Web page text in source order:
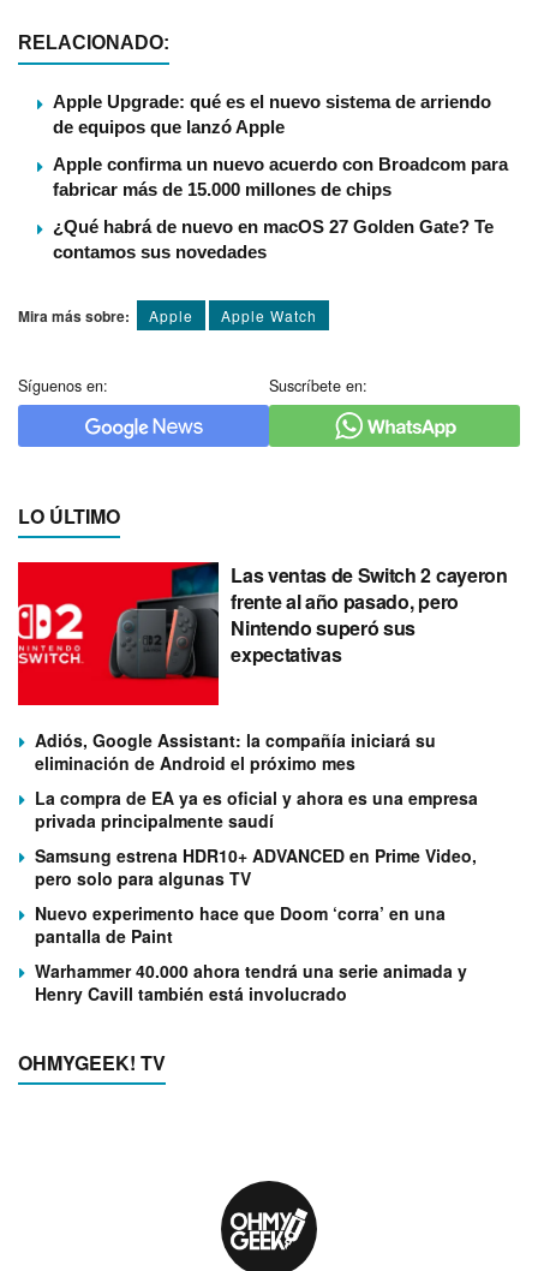
RELACIONADO:
Apple Upgrade: qué es el nuevo sistema de arriendo
de equipos que lanzó Apple
Apple confirma un nuevo acuerdo con Broadcom para
fabricar más de 15.000 millones de chips
¿Qué habrá de nuevo en macOS 27 Golden Gate? Te
contamos sus novedades
Mira más sobre: Apple Apple Watch
Síguenos en: Suscríbete en:
LO ÚLTIMO
Las ventas de Switch 2 cayeron
frente al año pasado, pero
Nintendo superó sus
expectativas
Adiós, Google Assistant: la compañía iniciará su
eliminación de Android el próximo mes
La compra de EA ya es oficial y ahora es una empresa
privada principalmente saudí
Samsung estrena HDR10+ ADVANCED en Prime Video,
pero solo para algunas TV
Nuevo experimento hace que Doom ‘corra’ en una
pantalla de Paint
Warhammer 40.000 ahora tendrá una serie animada y
Henry Cavill también está involucrado
OHMYGEEK! TV